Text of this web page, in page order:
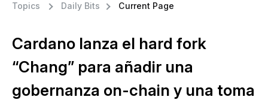
Topics Daily Bits Current Page
Cardano lanza el hard fork
“Chang” para añadir una
gobernanza on-chain y una toma